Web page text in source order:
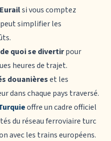
si vous comptez
simplifier les
quoi se divertirpour
heures de trajet.
douanièreset les
dans chaque pays traversé.
offre un cadre officiel
du réseau ferroviaire turc
avec les trains européens.